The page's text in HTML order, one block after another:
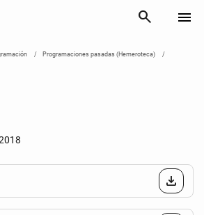
search menu
Programaciones pasadas (Hemeroteca)